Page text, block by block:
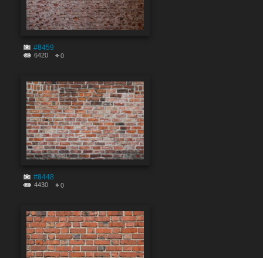
#8459
6420 0
#8448
4430 0